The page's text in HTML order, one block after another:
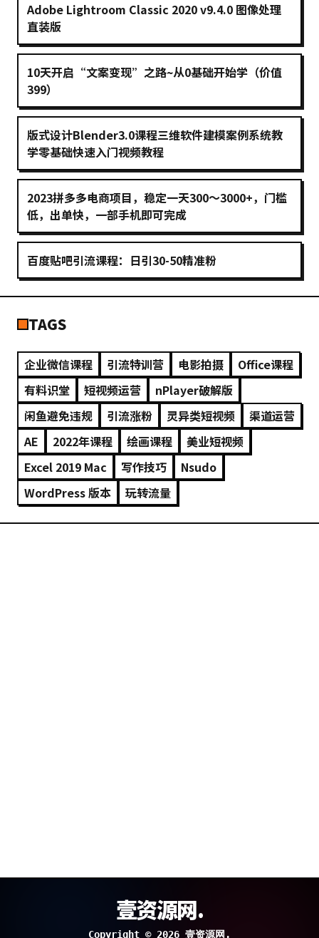
Adobe Lightroom Classic 2020 v9.4.0 图像处理
直装版
10天开启“文案变现”之路~从0基础开始学（价值
399）
版式设计Blender3.0课程三维软件建模案例系统教
学零基础快速入门视频教程
2023拼多多电商项目，稳定一天300～3000+，门槛
低，出单快，一部手机即可完成
百度贴吧引流课程：日引30-50精准粉
TAGS
企业微信课程 引流特训营 电影拍摄
Office课程
有料识堂
短视频运营
nPlayer破解版
闲鱼避免违规
引流涨粉 灵异类短视频
渠道运营
AE
2022年课程 绘画课程
美业短视频
Excel 2019 Mac
写作技巧
Nsudo
WordPress 版本
玩转流量
壹资源网.
Copyright © 2026 壹资源网.